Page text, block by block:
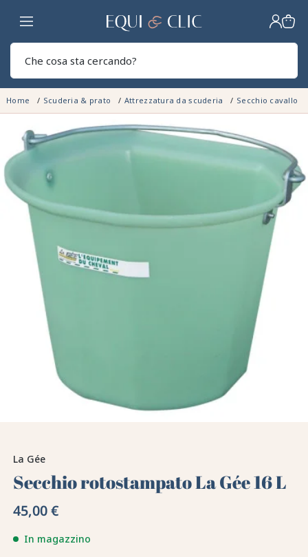
Casa
Home Scuderia & prato Attrezzatura da scuderia Secchio cavallo
La Gée
Secchio rotostampato La Gée 16 L
45,00 €
In magazzino